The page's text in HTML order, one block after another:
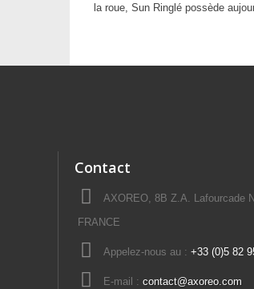
la roue, Sun Ringlé possède
Contact
AXOREO, 8B Z.A. Lafourcade
FRANCE
Appelez-nous au : +33 (0)5 82
E-mail : contact@axoreo.com